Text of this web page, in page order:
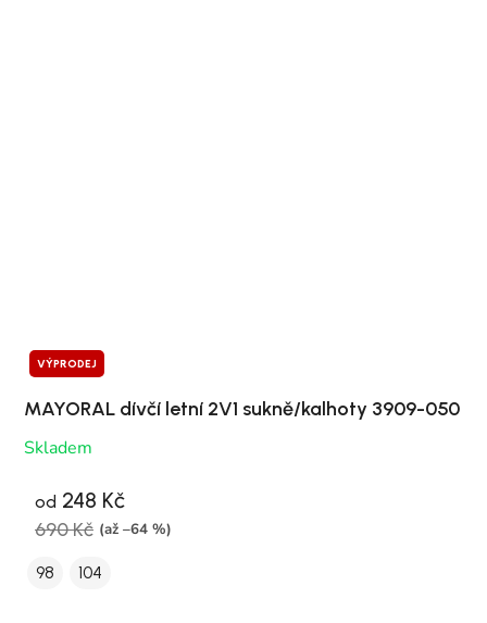
VÝPRODEJ
MAYORAL dívčí letní 2V1 sukně/kalhoty 3909-050
Skladem
od 248 Kč
690 Kč (až –64 %)
98 104